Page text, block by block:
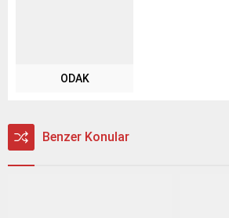
ODAK
Benzer Konular